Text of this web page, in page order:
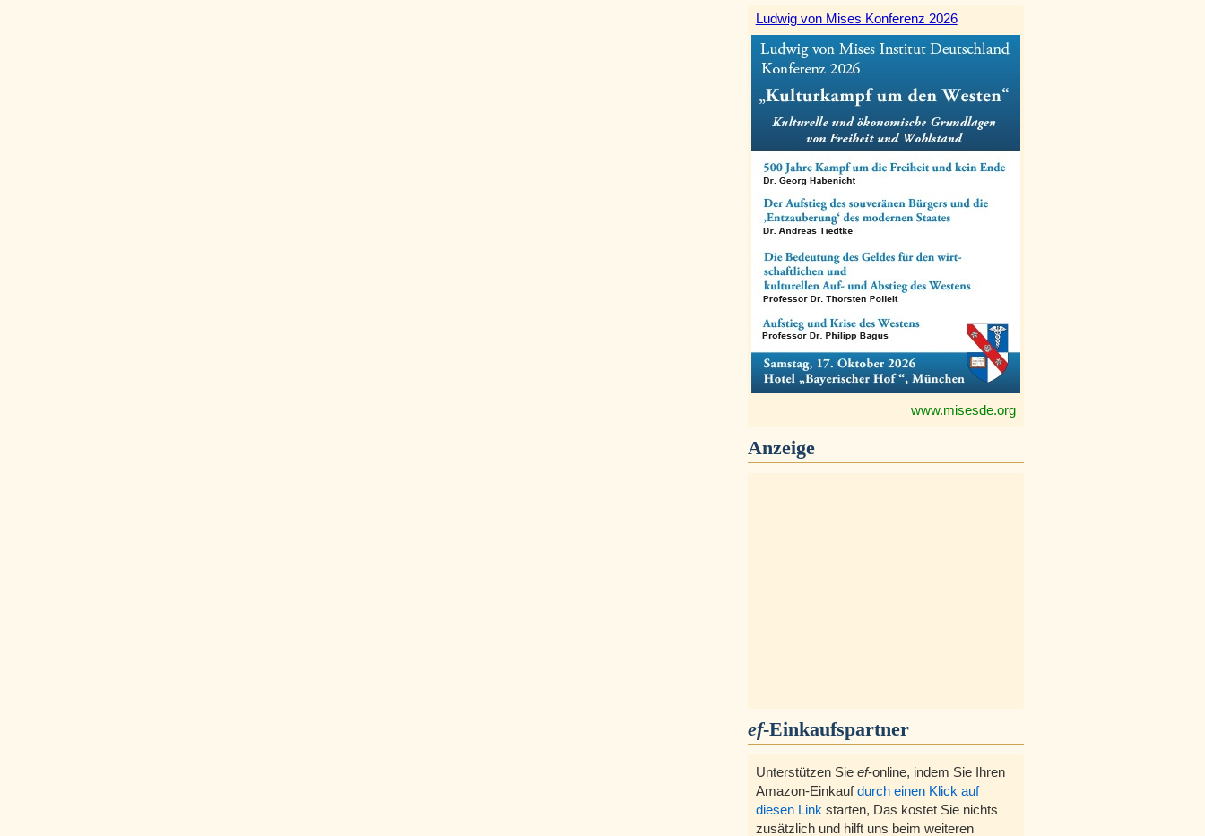
Ludwig von Mises Konferenz 2026
www.misesde.org
Anzeige
ef-Einkaufspartner
Unterstützen Sie ef-online, indem Sie Ihren
Amazon-Einkaufdurch einen Klick auf
diesen Link starten, Das kostet Sie nichts
zusätzlich und hilft uns beim weiteren